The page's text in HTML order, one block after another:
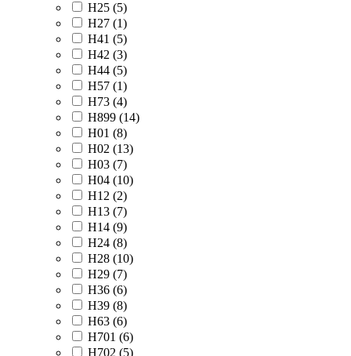
H25 (5)
H27 (1)
H41 (5)
H42 (3)
H44 (5)
H57 (1)
H73 (4)
H899 (14)
H01 (8)
H02 (13)
H03 (7)
H04 (10)
H12 (2)
H13 (7)
H14 (9)
H24 (8)
H28 (10)
H29 (7)
H36 (6)
H39 (8)
H63 (6)
H701 (6)
H702 (5)